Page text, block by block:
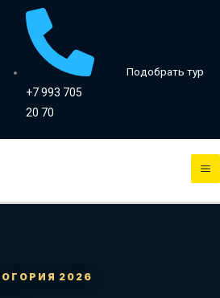
+7 993 705
20 70
Подобрать тур
2026